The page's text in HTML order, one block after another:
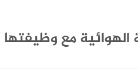
مع وظيفتها